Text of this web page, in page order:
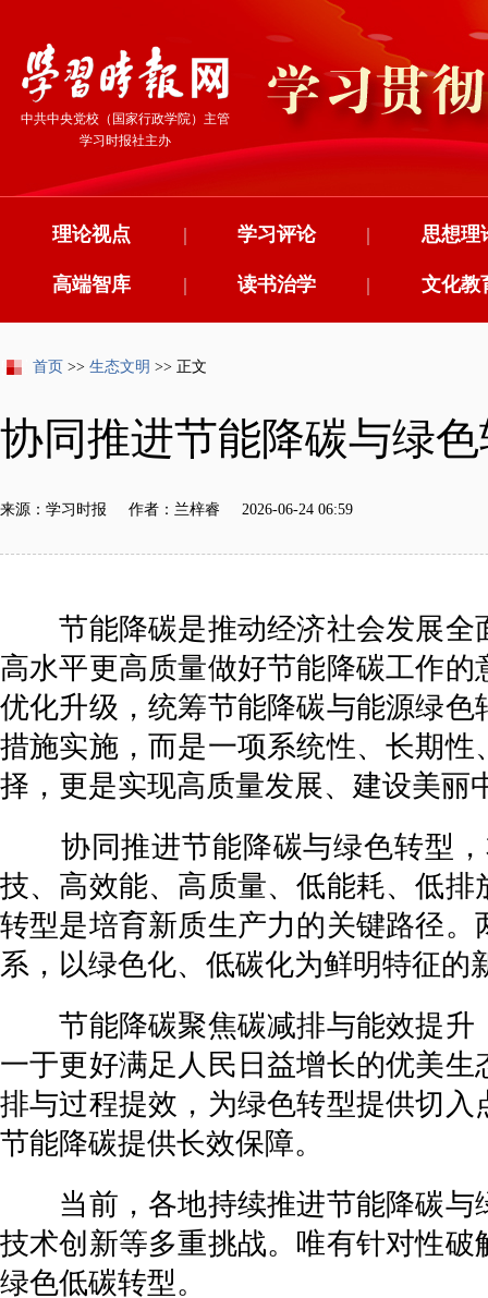
中共中央党校（国家行政学院）主管
学习时报社主办
理论视点 学习评论
| 思想理
|
高端智库 读书治学
| 文化教
|
首页 >> 生态文明 >> 正文
协同推进节能降碳与绿
来源：学习时报 作者：兰梓睿 2026-06-24 06:59
节能降碳是推动经济社会发展全
高水平更高质量做好节能降碳工作
优化升级，统筹节能降碳与能源绿
措施实施，而是一项系统性、长期
择，更是实现高质量发展、建设美丽
协同推进节能降碳与绿色转型，
技、高效能、高质量、低能耗、低
转型是培育新质生产力的关键路径
系，以绿色化、低碳化为鲜明特征的
节能降碳聚焦碳减排与能效提升
一于更好满足人民日益增长的优美
排与过程提效，为绿色转型提供切
节能降碳提供长效保障。
当前，各地持续推进节能降碳与
技术创新等多重挑战。唯有针对性
绿色低碳转型。